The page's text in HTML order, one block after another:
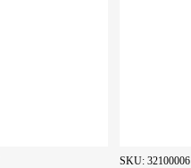
SKU:32100006